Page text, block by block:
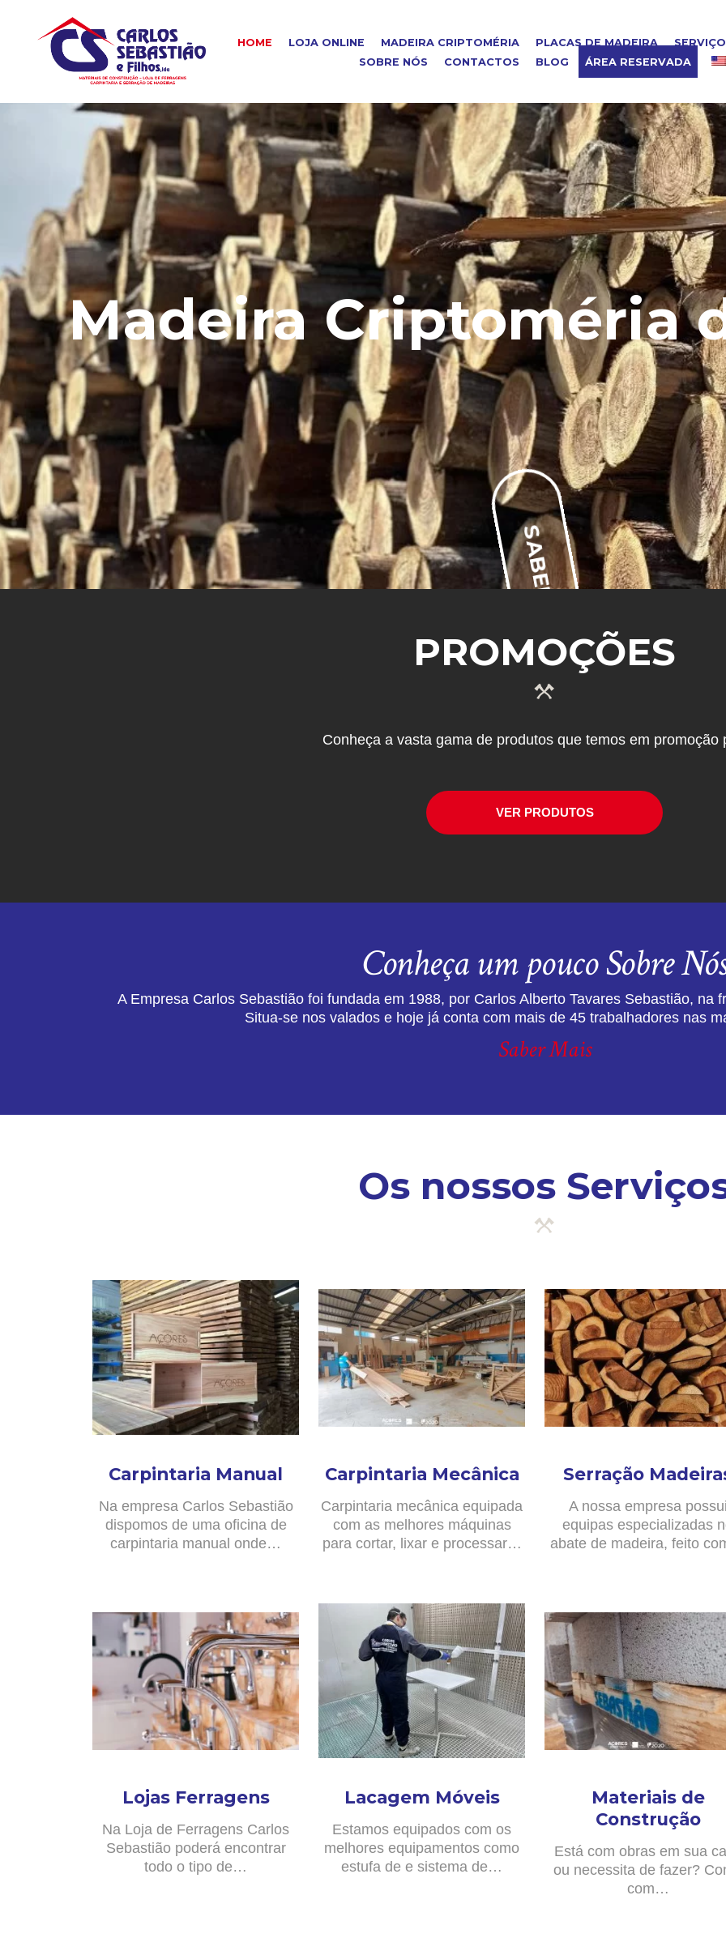
HOME LOJA ONLINE MADEIRA CRIPTOMÉRIA PLACAS DE MADEIRA
SOBRE NÓS
CONTACTOS BLOG ÁREA RESERVADA
Madeira Criptoméria
SABER MAIS
PROMOÇÕES
Conheça a vasta gama de produtos que temos em promoção
VER PRODUTOS
Conheça um pouco Sobre
A Empresa Carlos Sebastião foi fundada em 1988, por Carlos Alberto Tavares Sebastião, na
Situa-se nos valados e hoje já conta com mais de 45 trabalhadores nas
Saber Mais
Os nossos
Carpintaria Manual
Na empresa Carlos Sebastião
dispomos de uma oficina de
carpintaria manual onde…
Carpintaria Mecânica
Carpintaria mecânica equipada
com as melhores máquinas
para cortar, lixar e processar…
Serração
A nossa empresa
equipas especializadas
abate de madeira, feito
Lojas Ferragens
Na Loja de Ferragens Carlos
Sebastião poderá encontrar
todo o tipo de…
Lacagem Móveis
Estamos equipados com os
melhores equipamentos como
estufa de e sistema de…
Materiais de
Construção
Está com obras em sua
ou necessita de fazer?
com…